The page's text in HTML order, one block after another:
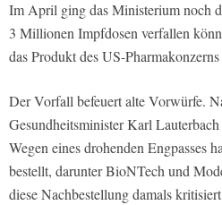
Im April ging das Ministerium noch
3 Millionen Impfdosen verfallen
das Produkt des US-
Der Vorfall befeuert alte Vorwürfe.
Gesundheitsminister Karl
Wegen eines drohenden Engpasses
bestellt, darunter BioNTech und
diese Nachbestellung damals